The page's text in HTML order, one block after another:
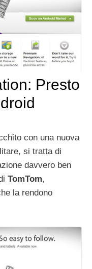
Presto
con una nuova
si tratta di
davvero ben
TomTom,
la rendono